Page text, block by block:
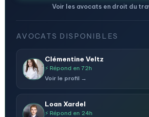
Voir les avocats en droit du
AVOCATS DISPONIBLES
Clémentine Veltz
⚡ Répond en 72h
Voir le profil →
Loan Xardel
⚡ Répond en 24h